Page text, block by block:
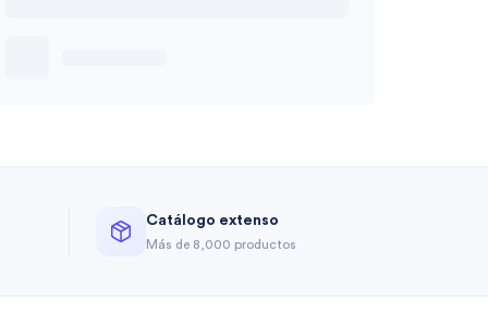
Catálogo extenso
Más de 8,000 productos